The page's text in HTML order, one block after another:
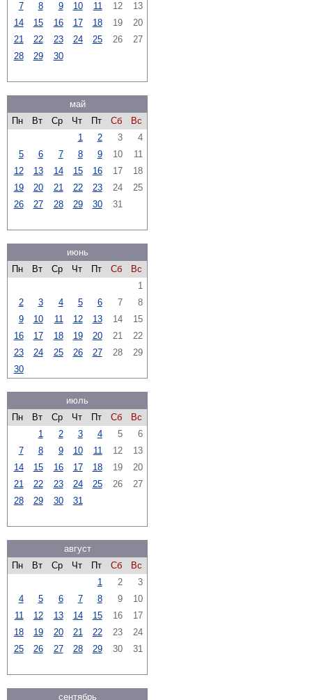
7
8 9 10 11 12
13
14
15 16 17 18 19
20
21
22 23 24 25 26
27
28
29 30
май
Пн
Вт Ср Чт Пт Сб
Вс
1
2 3
4
5
6 7 8 9 10
11
12
13 14 15 16 17
18
19
20 21 22 23 24
25
26
27 28 29 30 31
июнь
Пн
Вт Ср Чт Пт Сб
Вс
1
2
3 4 5 6 7
8
9
10 11 12 13 14
15
16
17 18 19 20 21
22
23
24 25 26 27 28
29
30
июль
Пн
Вт Ср Чт Пт Сб
Вс
1
2 3 4 5
6
7
8 9 10 11 12
13
14
15 16 17 18 19
20
21
22 23 24 25 26
27
28
29 30 31
август
Пн
Вт Ср Чт Пт Сб
Вс
1
2
3
4
5 6 7 8 9
10
11
12 13 14 15 16
17
18
19 20 21 22 23
24
25
26 27 28 29 30 31
сентябрь